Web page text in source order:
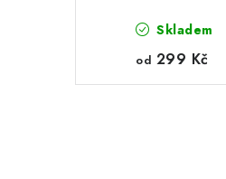
Skladem
od 299 Kč